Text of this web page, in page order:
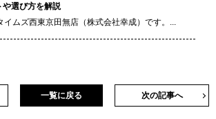
や選び方を解説
イムズ西東京田無店（株式会社幸成）です。...
次の記事へ
一覧に戻る